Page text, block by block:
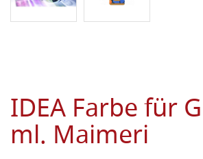
IDEA Farbe für
ml. Maimeri